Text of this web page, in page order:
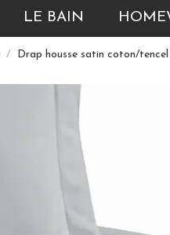
LE BAIN
Drap housse satin coton/